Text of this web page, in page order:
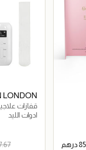
LONDON
متعددة
ادوات الليد